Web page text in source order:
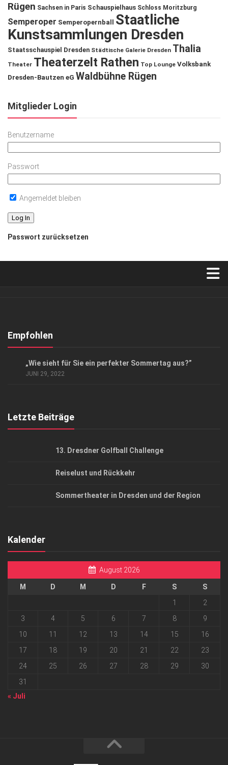
Rügen Sachsen in Paris Schauspielhaus Schloss Moritzburg
Semperoper Semperopernball
Staatliche
Kunstsammlungen Dresden
Staatsschauspiel Dresden Städtische Galerie Dresden Thalia
Theater Theaterzelt Rathen Top Lounge Volksbank
Dresden-Bautzen eG Waldbühne Rügen
Mitglieder Login
Benutzername
Passwort
Angemeldet bleiben
Passwort zurücksetzen
Kontakt, Impressum
Empfohlen
„Wie sieht für Sie ein perfekter Sommertag aus?”
JUNI 29, 2022
Letzte Beiträge
13. Dresdner Golfball Challenge
Reiselust und Rückkehr
Sommertheater in Dresden und der Region
Kalender
August 2026
M D M D F S
S
1
2
3
4 5 6 7 8
9
10
11 12 13 14 15
16
17
18 19 20 21 22
23
24
25 26 27 28 29
30
31
« Juli